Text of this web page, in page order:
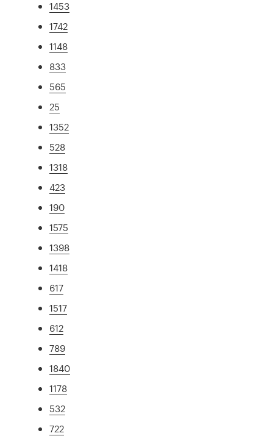
1453
1742
1148
833
565
25
1352
528
1318
423
190
1575
1398
1418
617
1517
612
789
1840
1178
532
722